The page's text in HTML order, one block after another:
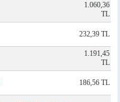
1.060,36
TL
232,39 TL
1.191,45
TL
186,56 TL